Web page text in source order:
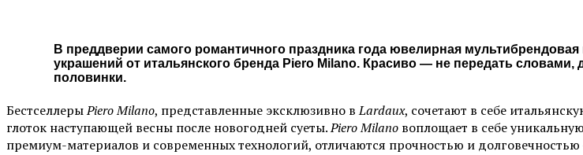
В преддверии самого романтичного праздника года ювелирная
украшений от итальянского бренда Piero Milano. Красиво — не передать
половинки.
БестселлерыPiero Milano, представленные эксклюзивно вLardaux, сочетают в себе
глоток наступающей весны после новогодней суеты.Piero Milano воплощает в себе
премиум-материалов и современных технологий, отличаются прочностью и